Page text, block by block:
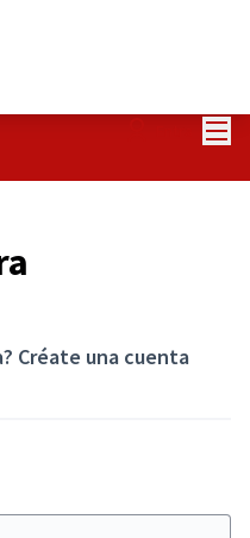
Créate una cuenta